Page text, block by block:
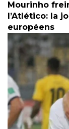
Mourinho
l’Atlético: la
européens